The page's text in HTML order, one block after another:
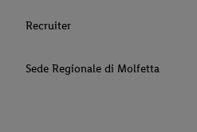
Recruiter
Sede Regionale di Molfetta